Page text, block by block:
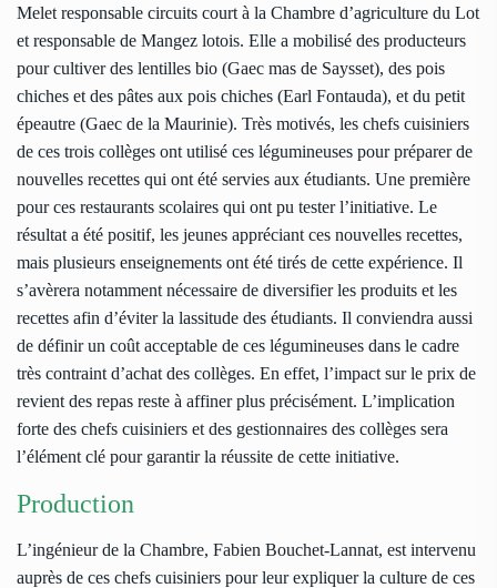
Melet responsable circuits court à la Chambre d’agriculture du Lot
et responsable de Mangez lotois. Elle a mobilisé des producteurs
pour cultiver des lentilles bio (Gaec mas de Saysset), des pois
chiches et des pâtes aux pois chiches (Earl Fontauda), et du petit
épeautre (Gaec de la Maurinie). Très motivés, les chefs cuisiniers
de ces trois collèges ont utilisé ces légumineuses pour préparer de
nouvelles recettes qui ont été servies aux étudiants. Une première
pour ces restaurants scolaires qui ont pu tester l’initiative. Le
résultat a été positif, les jeunes appréciant ces nouvelles recettes,
mais plusieurs enseignements ont été tirés de cette expérience. Il
s’avèrera notamment nécessaire de diversifier les produits et les
recettes afin d’éviter la lassitude des étudiants. Il conviendra aussi
de définir un coût acceptable de ces légumineuses dans le cadre
très contraint d’achat des collèges. En effet, l’impact sur le prix de
revient des repas reste à affiner plus précisément. L’implication
forte des chefs cuisiniers et des gestionnaires des collèges sera
l’élément clé pour garantir la réussite de cette initiative.
Production
L’ingénieur de la Chambre, Fabien Bouchet-Lannat, est intervenu
auprès de ces chefs cuisiniers pour leur expliquer la culture de ces